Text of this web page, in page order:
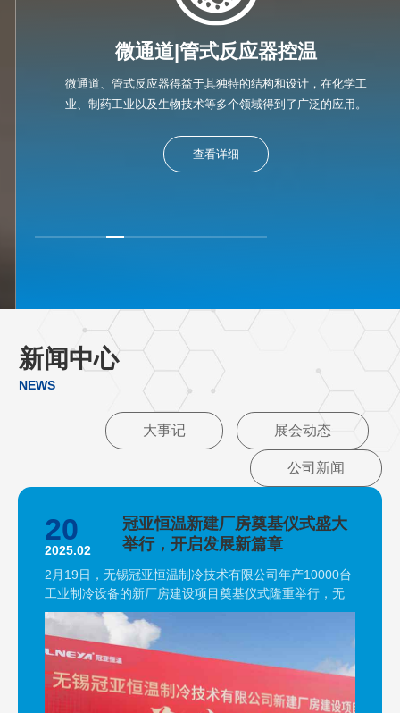
微通道|管式反应器控温
微通道、管式反应器得益于其独特的结构和设计，在化学工
业、制药工业以及生物技术等多个领域得到了广泛的应用。
查看详细
新闻中心
NEWS
大事记 展会动态
公司新闻
20
2025.02
冠亚恒温新建厂房奠基仪式盛大
举行，开启发展新篇章
2月19日，无锡冠亚恒温制冷技术有限公司年产10000台
工业制冷设备的新厂房建设项目奠基仪式隆重举行，无
锡高新区、无锡鸿山街道领导共同见证冠亚恒温新厂房
的开工奠基仪式。 此次开工项目新增用地面积约45亩，
总建筑面积约6.8万平方米，新厂房建设项目不仅标志着
冠亚恒温企业规模的扩大和生产能力的提升，更预示着
冠亚恒温在追求高质量、可持续发展的道路上迈出了坚
实的一步。 开工仪式上，冠亚恒温总经理颜总发表致